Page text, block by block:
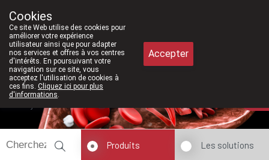
011/610300
Produits Les solutions
Cookies
Ce site Web utilise des cookies pour
améliorer votre expérience
utilisateur ainsi que pour adapter
nos services et offres à vos centres
d'intérêts. En poursuivant votre
navigation sur ce site, vous
acceptez l'utilisation de cookies à
ces fins. Cliquez ici pour plus
d'informations.
Accepter